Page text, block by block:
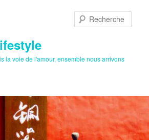
la voie de l'amour, ensemble nous arrivons